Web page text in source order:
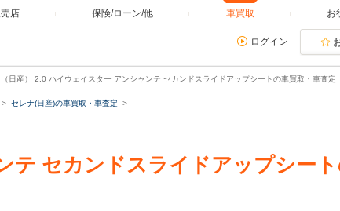
店 保険/ローン/他 車買取 お
ログイン
日産） 2.0 ハイウェイスター アンシャンテ セカンドスライドアップシートの車買取・車査定
セレナ(日産)の車買取・車査定
テ セカンドスライドアップシー